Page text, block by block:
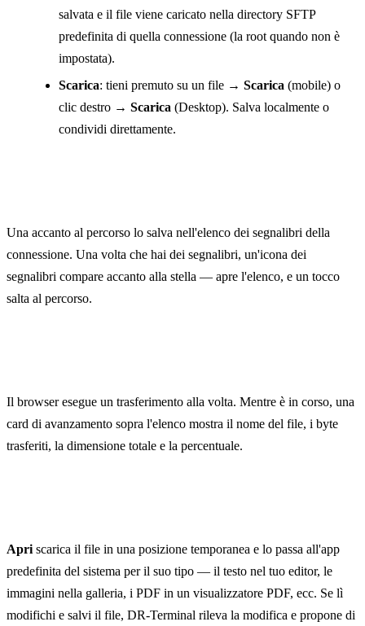
salvata e il file viene caricato nella directory SFTP
predefinita di quella connessione (la root quando non è
impostata).
Scarica: tieni premuto su un file → Scarica (mobile) o
clic destro → Scarica (Desktop). Salva localmente o
condividi direttamente.
Una accanto al percorso lo salva nell'elenco dei segnalibri della
connessione. Una volta che hai dei segnalibri, un'icona dei
segnalibri compare accanto alla stella — apre l'elenco, e un tocco
salta al percorso.
Il browser esegue un trasferimento alla volta. Mentre è in corso, una
card di avanzamento sopra l'elenco mostra il nome del file, i byte
trasferiti, la dimensione totale e la percentuale.
Apri scarica il file in una posizione temporanea e lo passa all'app
predefinita del sistema per il suo tipo — il testo nel tuo editor, le
immagini nella galleria, i PDF in un visualizzatore PDF, ecc. Se lì
modifichi e salvi il file, DR-Terminal rileva la modifica e propone di